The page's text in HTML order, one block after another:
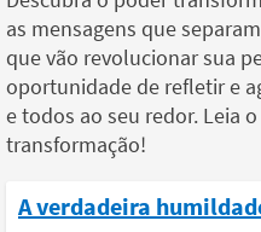
as mensagens que
que vão revolucionar sua
oportunidade de refletir e
e todos ao seu redor. Leia
transformação!
A verdadeira